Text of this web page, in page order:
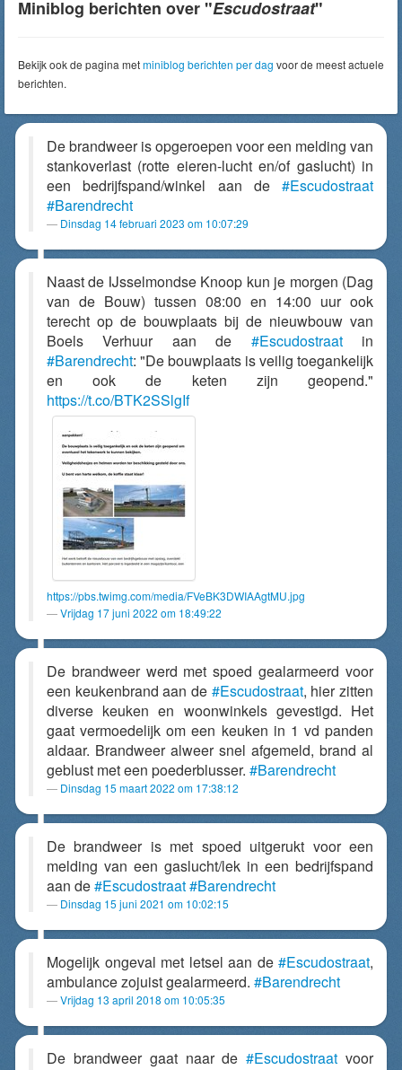
Miniblog berichten over "Escudostraat"
Bekijk ook de pagina metminiblog berichten per dag voor de meest actuele
berichten.
De brandweer is opgeroepen voor een melding van
stankoverlast (rotte eieren-lucht en/of gaslucht) in
een bedrijfspand/winkel aan de #Escudostraat
#Barendrecht
Dinsdag 14 februari 2023 om 10:07:29
Naast de IJsselmondse Knoop kun je morgen (Dag
van de Bouw) tussen 08:00 en 14:00 uur ook
terecht op de bouwplaats bij de nieuwbouw van
Boels Verhuur aan de #Escudostraatin
#Barendrecht: "De bouwplaats is veilig toegankelijk
en ook de keten zijn geopend."
https://t.co/BTK2SSlgIf
https://pbs.twimg.com/media/FVeBK3DWIAAgtMU.jpg
Vrijdag 17 juni 2022 om 18:49:22
De brandweer werd met spoed gealarmeerd voor
een keukenbrand aan de #Escudostraat, hier zitten
diverse keuken en woonwinkels gevestigd. Het
gaat vermoedelijk om een keuken in 1 vd panden
aldaar. Brandweer alweer snel afgemeld, brand al
geblust met een poederblusser. #Barendrecht
Dinsdag 15 maart 2022 om 17:38:12
De brandweer is met spoed uitgerukt voor een
melding van een gaslucht/lek in een bedrijfspand
aan de#Escudostraat#Barendrecht
Dinsdag 15 juni 2021 om 10:02:15
Mogelijk ongeval met letsel aan de #Escudostraat,
ambulance zojuist gealarmeerd. #Barendrecht
Vrijdag 13 april 2018 om 10:05:35
De brandweer gaat naar de#Escudostraat voor